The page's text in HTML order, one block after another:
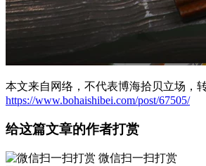
本文来自网络，不代表博海拾贝立场，
https://www.bohaishibei.com/post/67505/
给这篇文章的作者打赏
微信扫一扫打赏